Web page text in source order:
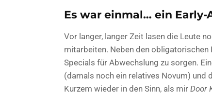
Es war einmal… ein Early-
Vor langer, langer Zeit lasen die Leute
mitarbeiten. Neben den
Specials für Abwechslung zu sorgen.
(damals noch ein relatives Novum) und
Kurzem wieder in den Sinn, als mir Door